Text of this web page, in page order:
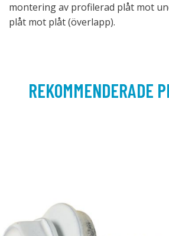
montering av profilerad plåt mot
plåt mot plåt (överlapp).
REKOMMENDERADE